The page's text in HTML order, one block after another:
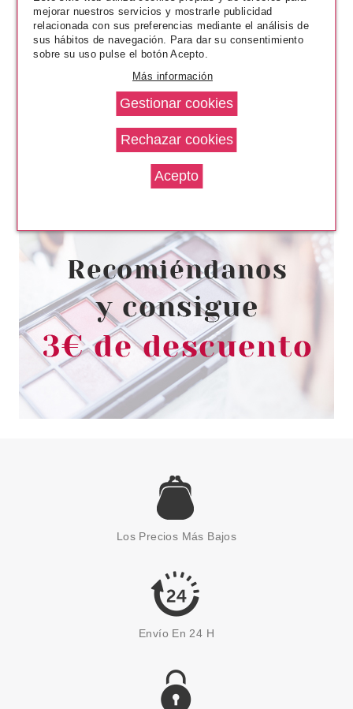
TRUSSARDI
Pvr 91.00€
-42%
desde
52.95€
TRUSSARDI
TRUSSARDI DELICATE ROSE
EDT 30 ML
25.95€
Los Precios Más Bajos
Envío En 24 H
mejorar nuestros servicios y mostrarle publicidad
relacionada con sus preferencias mediante el análisis de
sus hábitos de navegación. Para dar su consentimiento
sobre su uso pulse el botón Acepto.
Más información